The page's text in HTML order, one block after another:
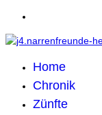
Home
Chronik
Zünfte